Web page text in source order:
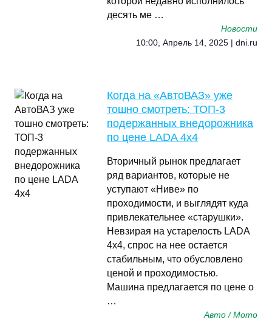
десять ме …
Новости
10:00, Апрель 14, 2025 | dni.ru
Когда на «АвтоВАЗ» уже
тошно смотреть: ТОП-3
подержанных внедорожника
по цене LADA 4x4
Вторичный рынок предлагает
ряд вариантов, которые не
уступают «Ниве» по
проходимости, и выглядят куда
привлекательнее «старушки».
Невзирая на устарелость LADA
4x4, спрос на нее остается
стабильным, что обусловлено
ценой и проходимостью.
Машина предлагается по цене о
…
Авто / Мото